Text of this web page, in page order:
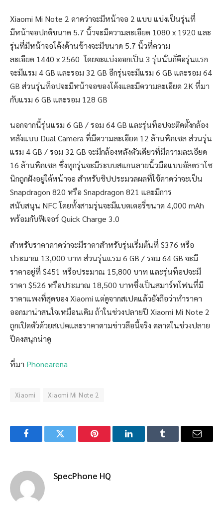
Xiaomi Mi Note 2 คาดว่าจะมีหน้าจอ 2 แบบ แบ่งเป็นรุ่นที่
มีหน้าจอปกติขนาด 5.7 นิ้วจะมีความละเอียด 1080 x 1920 และ
รุ่นที่มีหน้าจอโค้งด้านข้างจะมีขนาด 5.7 นิ้วที่ความ
ละเอียด 1440 x 2560 โดยจะแบ่งออกเป็น 3 รุ่นนั่นก็คือรุ่นแรก
จะมีแรม 4 GB และรอม 32 GB อีกรุ่นจะมีแรม 6 GB และรอม 64
GB ส่วนรุ่นท็อปจะมีหน้าจอของโค้งและมีความละเอียด 2K ที่มา
กับแรม 6 GB และรอม 128 GB
นอกจากนี้รุ่นแรม 6 GB / รอม 64 GB และรุ่นท็อปจะติดตั้งกล้อง
หลังแบบ Dual Camera ที่มีความละเอียด 12 ล้านพิกเซล ส่วนรุ่น
แรม 4 GB / รอม 32 GB จะมีกล้องหลังตัวเดียวที่มีความละเอียด
16 ล้านพิกเซล ซึ่งทุกรุ่นจะมีระบบสแกนลายนิ้วมือแบบอัลตราโซ
นิกถูกฝังอยู่ใต้หน้าจอ สำหรับชิปประมวลผลที่ใช้คาดว่าจะเป็น
Snapdragon 820 หรือ Snapdragon 821 และมีการ
สนับสนุน NFC โดยทั้งสามรุ่นจะมีแบตเตอรี่ขนาด 4,000 mAh
พร้อมกับฟีเจอร์ Quick Charge 3.0
สำหรับราคาคาดว่าจะมีราคาสำหรับรุ่นเริ่มต้นที่ $376 หรือ
ประมาณ 13,000 บาท ส่วนรุ่นแรม 6 GB / รอม 64 GB จะมี
ราคาอยู่ที่ $451 หรือประมาณ 15,800 บาท และรุ่นท็อปจะมี
ราคา $526 หรือประมาณ 18,500 บาทซึ่งเป็นสมาร์ทโฟนที่มี
ราคาแพงที่สุดของ Xiaomi แต่ดูจากสเปคแล้วยังถือว่าทำราคา
ออกมาน่าสนใจเหมือนเดิม ถ้าในช่วงปลายปี Xiaomi Mi Note 2
ถูกเปิดตัวด้วยสเปคและราคาตามข่าวลือนี้จริง ตลาดในช่วงปลาย
ปีคงสนุกน่าดู
ที่มา Phonearena
Xiaomi Xiaomi Mi Note 2
FacebookTwitter Pinterest LinkedInTumblr Email
SpecPhone HQ